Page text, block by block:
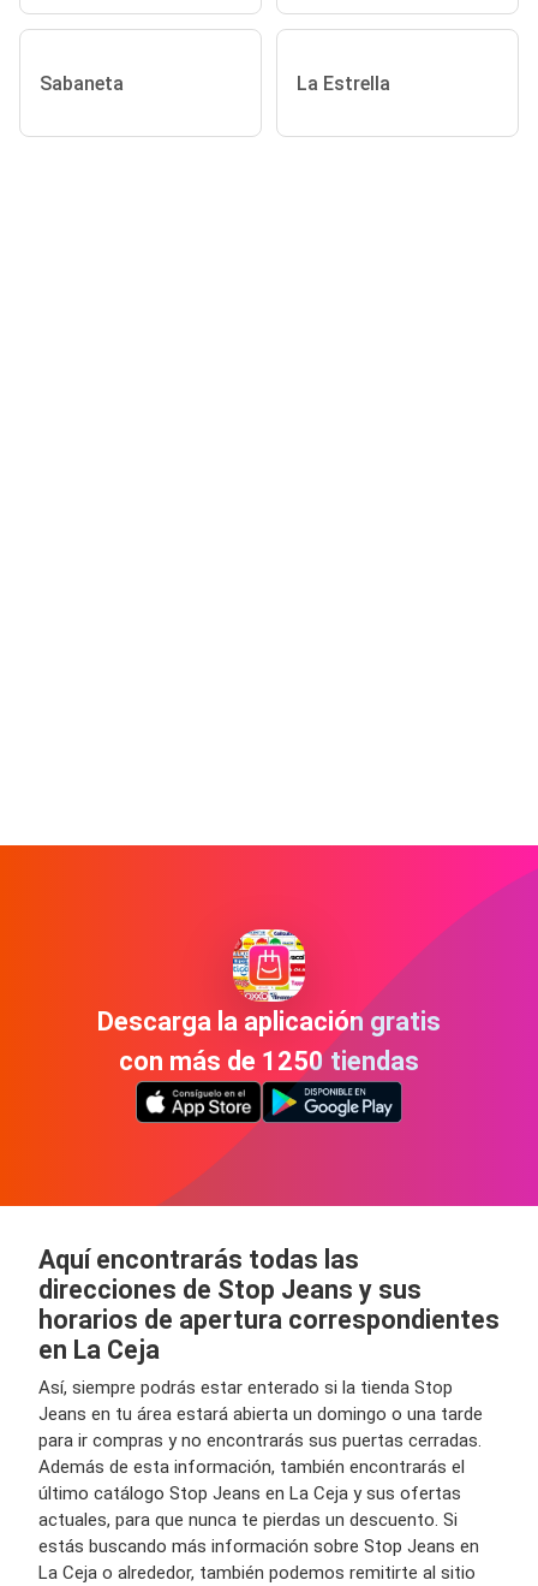
Sabaneta La Estrella
Descarga la aplicación gratis
con más de 1250 tiendas
Aquí encontrarás todas las
direcciones de Stop Jeans y sus
horarios de apertura correspondientes
en La Ceja
Así, siempre podrás estar enterado si la tienda Stop
Jeans en tu área estará abierta un domingo o una tarde
para ir compras y no encontrarás sus puertas cerradas.
Además de esta información, también encontrarás el
último catálogo Stop Jeans en La Ceja y sus ofertas
actuales, para que nunca te pierdas un descuento. Si
estás buscando más información sobre Stop Jeans en
La Ceja o alrededor, también podemos remitirte al sitio